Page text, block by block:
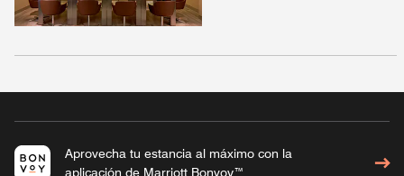
Aprovecha tu estancia al máximo con la
aplicación de Marriott Bonvoy™